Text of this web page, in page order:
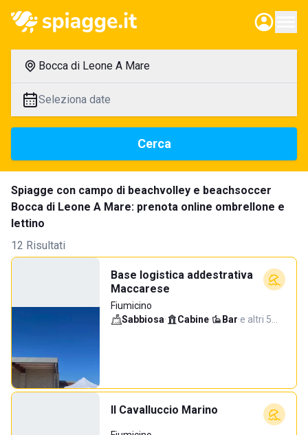
Bocca di Leone A Mare
Seleziona date
Cerca
Spiagge con campo di beachvolley e beachsoccer
Bocca di Leone A Mare: prenota online ombrellone e
lettino
12 Risultati
Base logistica addestrativa
Maccarese
Fiumicino
Sabbiosa· Cabine· Bar·e altri 5…
Il Cavalluccio Marino